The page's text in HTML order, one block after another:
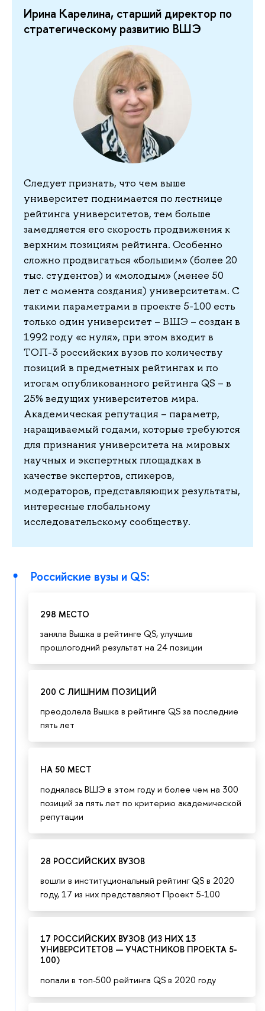
Ирина Карелина, старший директор по
стратегическому развитию ВШЭ
Следует признать, что чем выше
университет поднимается по лестнице
рейтинга университетов, тем больше
замедляется его скорость продвижения к
верхним позициям рейтинга. Особенно
сложно продвигаться «большим» (более 20
тыс. студентов) и «молодым» (менее 50
лет с момента создания) университетам. С
такими параметрами в проекте 5-100 есть
только один университет – ВШЭ – создан в
1992 году «с нуля», при этом входит в
ТОП-3 российских вузов по количеству
позиций в предметных рейтингах и по
итогам опубликованного рейтинга QS – в
25% ведущих университетов мира.
Академическая репутация – параметр,
наращиваемый годами, которые требуются
для признания университета на мировых
научных и экспертных площадках в
качестве экспертов, спикеров,
модераторов, представляющих результаты,
интересные глобальному
исследовательскому сообществу.
Российские вузы и QS:
298 МЕСТО
заняла Вышка в рейтинге QS, улучшив
прошлогодний результат на 24 позиции
200 С ЛИШНИМ ПОЗИЦИЙ
преодолела Вышка в рейтинге QS за последние
пять лет
НА 50 МЕСТ
поднялась ВШЭ в этом году и более чем на 300
позиций за пять лет по критерию академической
репутации
28 РОССИЙСКИХ ВУЗОВ
вошли в институциональный рейтинг QS в 2020
году, 17 из них представляют Проект 5-100
17 РОССИЙСКИХ ВУЗОВ (ИЗ НИХ 13
УНИВЕРСИТЕТОВ — УЧАСТНИКОВ ПРОЕКТА 5-
100)
попали в топ-500 рейтинга QS в 2020 году